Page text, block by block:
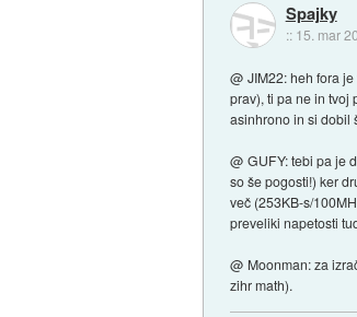
Spajky
:: 15. mar
@ JIM22: heh fora
prav), ti pa ne in tvoj
asinhrono in si dobil
@ GUFY: tebi pa je
so še pogosti!) ker
več (253KB-s/
preveliki napetosti
@ Moonman: za
zihr math).